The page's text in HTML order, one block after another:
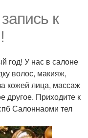
к
год! У нас в салоне
волос, макияж,
кожей лица, массаж
другое. Приходите к
Салоннаоми тел